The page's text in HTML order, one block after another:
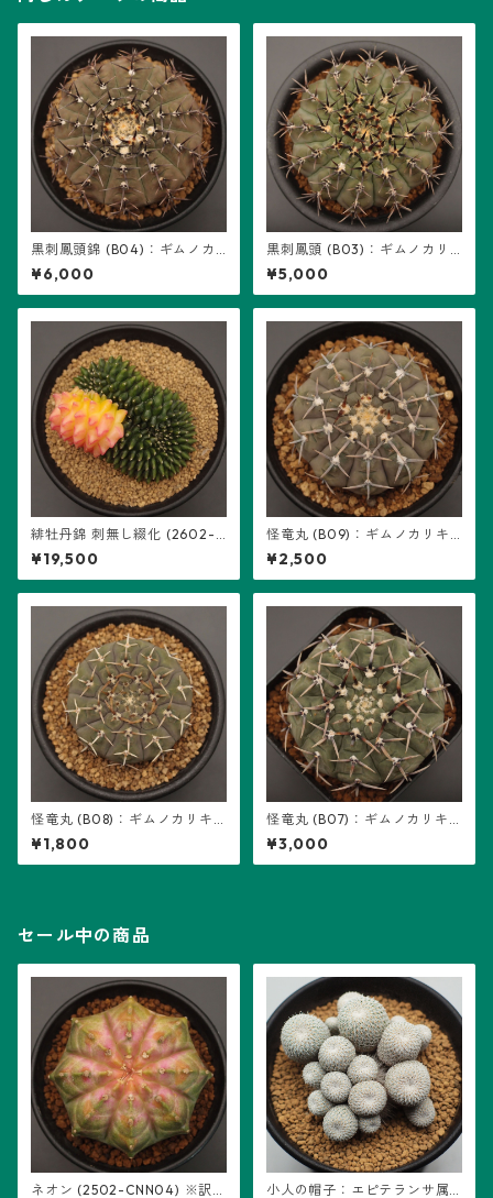
黒刺鳳頭錦 (B04)：ギムノカ
リキウム属 ※実生、地味斑
¥6,000
黒刺鳳頭 (B03)：ギムノカリ
キウム属 ※実生
¥5,000
緋牡丹錦 刺無し綴化 (2602-H
B01)：ギムノカリキウム属 ※
実生
¥19,500
怪竜丸 (B09)：ギムノカリキ
ウム属 ※実生
¥2,500
怪竜丸 (B08)：ギムノカリキ
ウム属 ※実生
¥1,800
怪竜丸 (B07)：ギムノカリキ
ウム属 ※実生
¥3,000
セール中の商品
ネオン (2502-CNN04) ※訳あ 小人の帽子：エピテランサ属